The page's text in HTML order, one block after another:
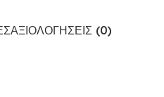
ΑΞΙΟΛΟΓΉΣΕΙΣ (0)